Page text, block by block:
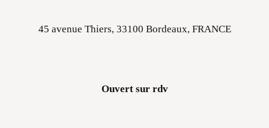
45 avenue Thiers, 33100 Bordeaux, FRANCE
Ouvert sur rdv